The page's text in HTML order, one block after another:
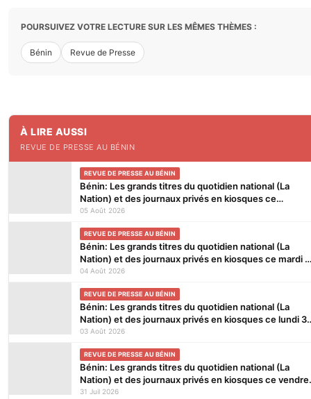
POURSUIVEZ VOTRE LECTURE SUR LES MÊMES THÈMES :
Bénin Revue de Presse
À LIRE AUSSI
REVUE DE PRESSE AU BÉNIN
REVUE DE PRESSE AU BÉNIN
Bénin: Les grands titres du quotidien national (La
Nation) et des journaux privés en kiosques ce
mercredi 5 Août 2026
05 Août 2026
REVUE DE PRESSE AU BÉNIN
Bénin: Les grands titres du quotidien national (La
Nation) et des journaux privés en kiosques ce mardi 4
Août 2026
04 Août 2026
REVUE DE PRESSE AU BÉNIN
Bénin: Les grands titres du quotidien national (La
Nation) et des journaux privés en kiosques ce lundi 3
Août 2026
03 Août 2026
REVUE DE PRESSE AU BÉNIN
Bénin: Les grands titres du quotidien national (La
Nation) et des journaux privés en kiosques ce
31 Juillet 2026
31 Juil 2026